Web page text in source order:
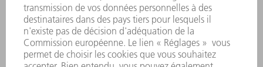
SÉCURITÉ
COMMUNIQUÉS DE PRESSE
MAGAZINE
DURABILITÉ
ENVIRONNEMENT ET CLIMAT
SOCIAL ET SOCIÉTÉ